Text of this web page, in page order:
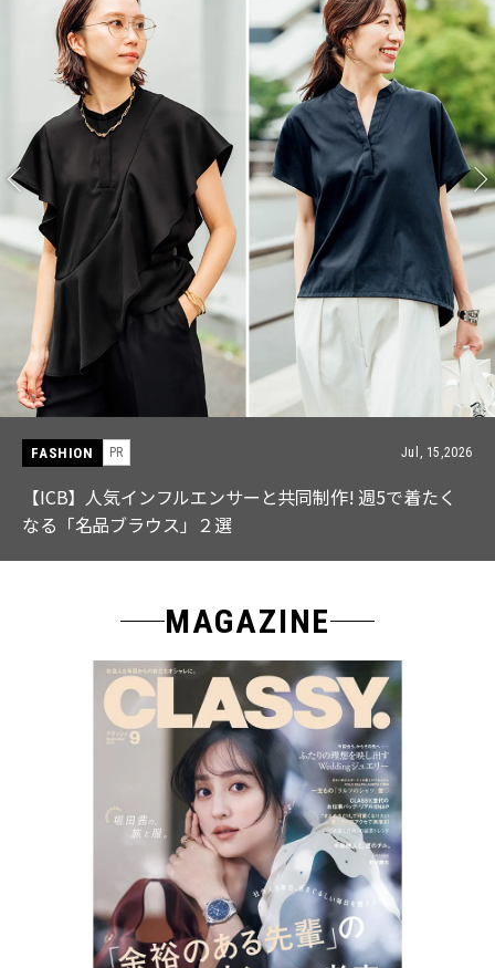
FASHION PR Jul, 15,2026
【ICB】人気インフルエンサーと共同制作! 週5で着たく
なる「名品ブラウス」２選
MAGAZINE